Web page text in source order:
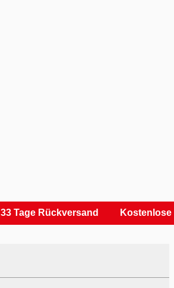
33 Tage Rückversand Kostenlose